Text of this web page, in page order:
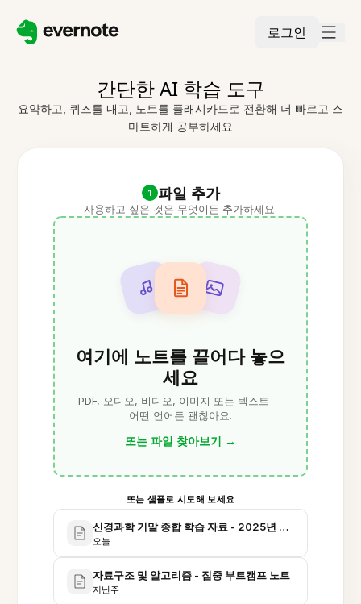
로그인
간단한 AI 학습 도구
요약하고, 퀴즈를 내고, 노트를 플래시카드로 전환해 더 빠르고 스
마트하게 공부하세요
1 파일 추가
사용하고 싶은 것은 무엇이든 추가하세요.
여기에 노트를 끌어다 놓으
세요
PDF, 오디오, 비디오, 이미지 또는 텍스트 —
어떤 언어든 괜찮아요.
또는 파일 찾아보기 →
또는 샘플로 시도해 보세요
신경과학 기말 종합 학습 자료 - 2025년 가을
오늘
자료구조 및 알고리즘 - 집중 부트캠프 노트
지난주